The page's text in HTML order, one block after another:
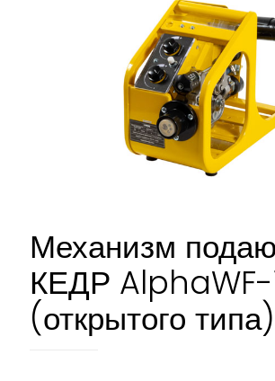
Механизм
КЕДР AlphaWF-
(открытого типа)